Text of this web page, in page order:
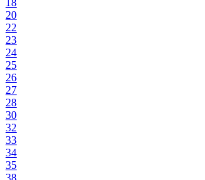
18
20
22
23
24
25
26
27
28
30
32
33
34
35
38